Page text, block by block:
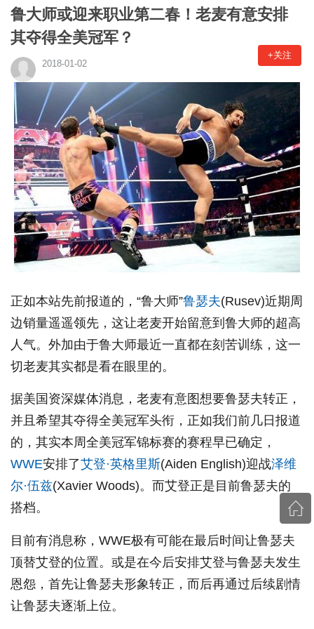
鲁大师或迎来职业第二春！老麦有意安排
其夺得全美冠军？
2018-01-02
+关注
正如本站先前报道的，“鲁大师”鲁瑟夫(Rusev)近期周
边销量遥遥领先，这让老麦开始留意到鲁大师的超高
人气。外加由于鲁大师最近一直都在刻苦训练，这一
切老麦其实都是看在眼里的。
据美国资深媒体消息，老麦有意图想要鲁瑟夫转正，
并且希望其夺得全美冠军头衔，正如我们前几日报道
的，其实本周全美冠军锦标赛的赛程早已确定，
WWE安排了艾登·英格里斯(Aiden English)迎战泽维
尔·伍兹(Xavier Woods)。而艾登正是目前鲁瑟夫的
搭档。
目前有消息称，WWE极有可能在最后时间让鲁瑟夫
顶替艾登的位置。或是在今后安排艾登与鲁瑟夫发生
恩怨，首先让鲁瑟夫形象转正，而后再通过后续剧情
让鲁瑟夫逐渐上位。